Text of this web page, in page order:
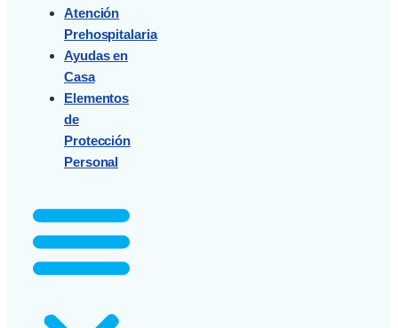
Atención
Prehospitalaria
Ayudas en
Casa
Elementos
de
Protección
Personal